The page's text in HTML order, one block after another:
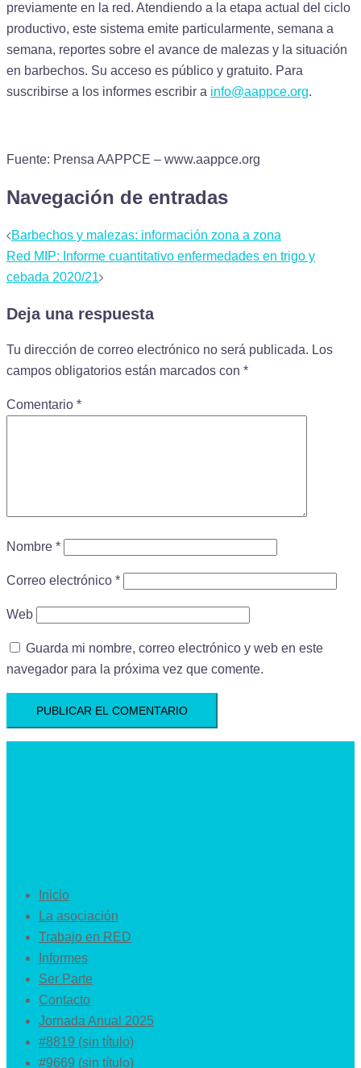
previamente en la red. Atendiendo a la etapa actual del ciclo
productivo, este sistema emite particularmente, semana a
semana, reportes sobre el avance de malezas y la situación
en barbechos. Su acceso es público y gratuito. Para
suscribirse a los informes escribir a info@aappce.org.
Fuente: Prensa AAPPCE – www.aappce.org
Navegación de entradas
Barbechos y malezas: información zona a zona
Red MIP: Informe cuantitativo enfermedades en trigo y
cebada 2020/21
Deja una respuesta
Tu dirección de correo electrónico no será publicada. Los
campos obligatorios están marcados con *
Comentario *
Nombre *
Correo electrónico *
Web
Guarda mi nombre, correo electrónico y web en este
navegador para la próxima vez que comente.
Inicio
La asociación
Trabajo en RED
Informes
Ser Parte
Contacto
Jornada Anual 2025
#8819 (sin título)
#9669 (sin título)